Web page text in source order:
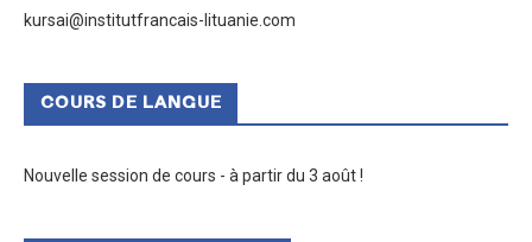
kursai@institutfrancais-lituanie.com
COURS DE LANGUE
Nouvelle session de cours - à partir du 3 août !